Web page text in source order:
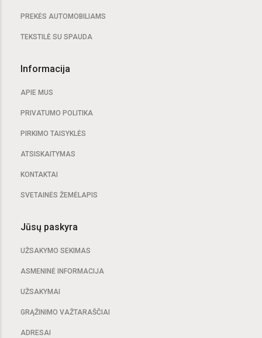
PREKĖS AUTOMOBILIAMS
TEKSTILĖ SU SPAUDA
Informacija
APIE MUS
PRIVATUMO POLITIKA
PIRKIMO TAISYKLĖS
ATSISKAITYMAS
KONTAKTAI
SVETAINĖS ŽEMĖLAPIS
Jūsų paskyra
UŽSAKYMO SEKIMAS
ASMENINĖ INFORMACIJA
UŽSAKYMAI
GRĄŽINIMO VAŽTARAŠČIAI
ADRESAI